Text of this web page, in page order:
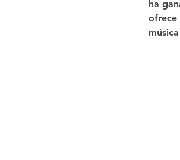
ha
ofrece